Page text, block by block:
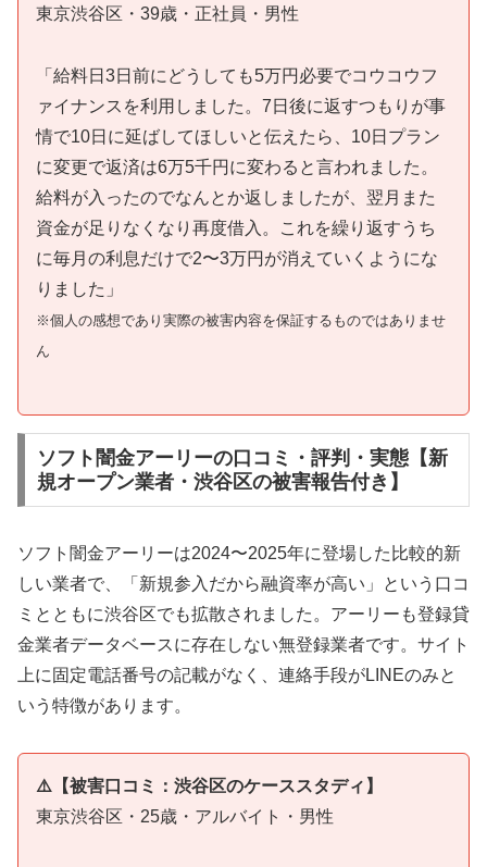
東京渋谷区・39歳・正社員・男性
「給料日3日前にどうしても5万円必要でコウコウフ
ァイナンスを利用しました。7日後に返すつもりが事
情で10日に延ばしてほしいと伝えたら、10日プラン
に変更で返済は6万5千円に変わると言われました。
給料が入ったのでなんとか返しましたが、翌月また
資金が足りなくなり再度借入。これを繰り返すうち
に毎月の利息だけで2〜3万円が消えていくようにな
りました」
※個人の感想であり実際の被害内容を保証するものではありませ
ん
ソフト闇金アーリーの口コミ・評判・実態【新
規オープン業者・渋谷区の被害報告付き】
ソフト闇金アーリーは2024〜2025年に登場した比較的新
しい業者で、「新規参入だから融資率が高い」という口コ
ミとともに渋谷区でも拡散されました。アーリーも登録貸
金業者データベースに存在しない無登録業者です。サイト
上に固定電話番号の記載がなく、連絡手段がLINEのみと
いう特徴があります。
⚠️【被害口コミ：渋谷区のケーススタディ】
東京渋谷区・25歳・アルバイト・男性